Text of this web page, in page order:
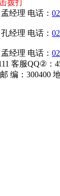
拨打
经理 电话：
经理 电话：
经理 电话：
客服QQ②：
邮 编：300400